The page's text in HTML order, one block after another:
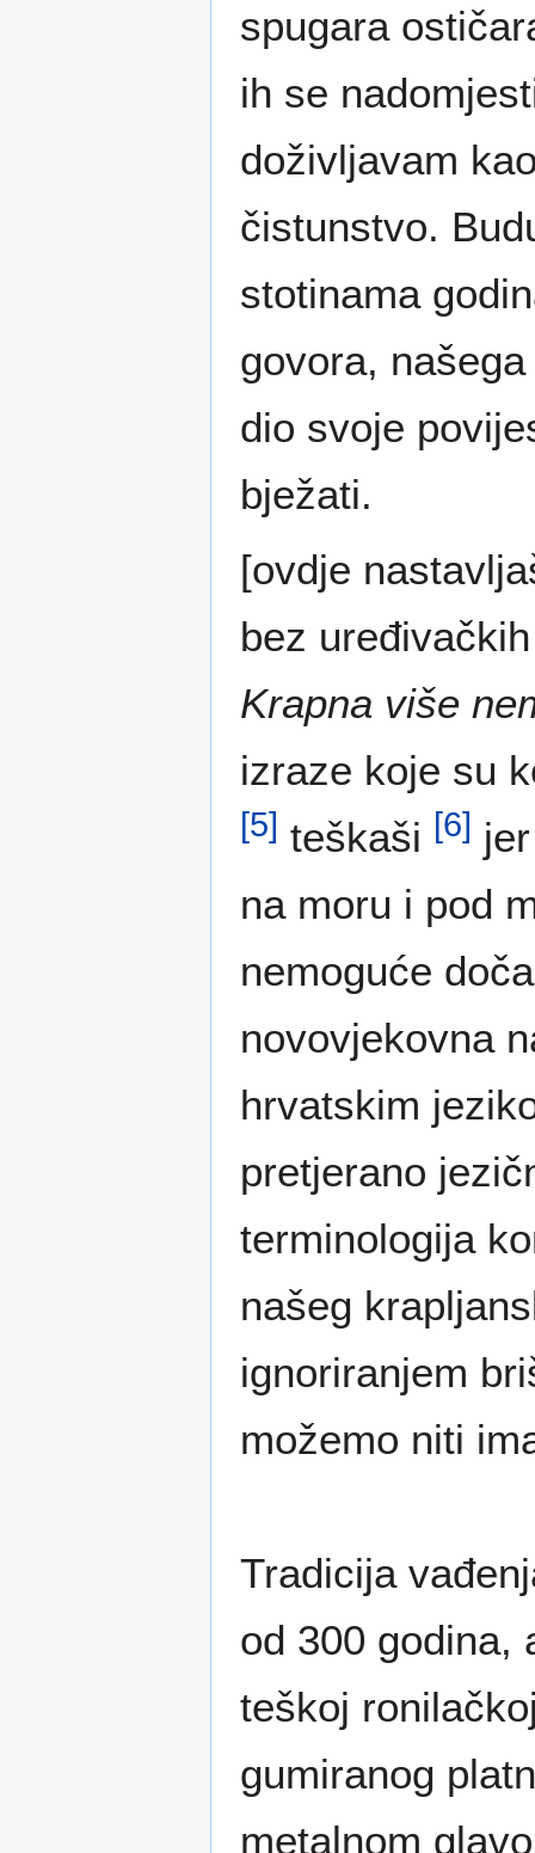
spugara
ih se
doživljavam
čistunstvo.
stotinama
govora,
dio svoje
bježati.
[ovdje
bez
Krapna više
izraze koje su
[5] teškaši [6]
na moru i pod
nemoguće
novovjekovna
hrvatskim
pretjerano
terminologija
našeg
ignoriranjem
možemo niti
Tradicija
od 300 godina,
teškoj
gumiranog
metalnom